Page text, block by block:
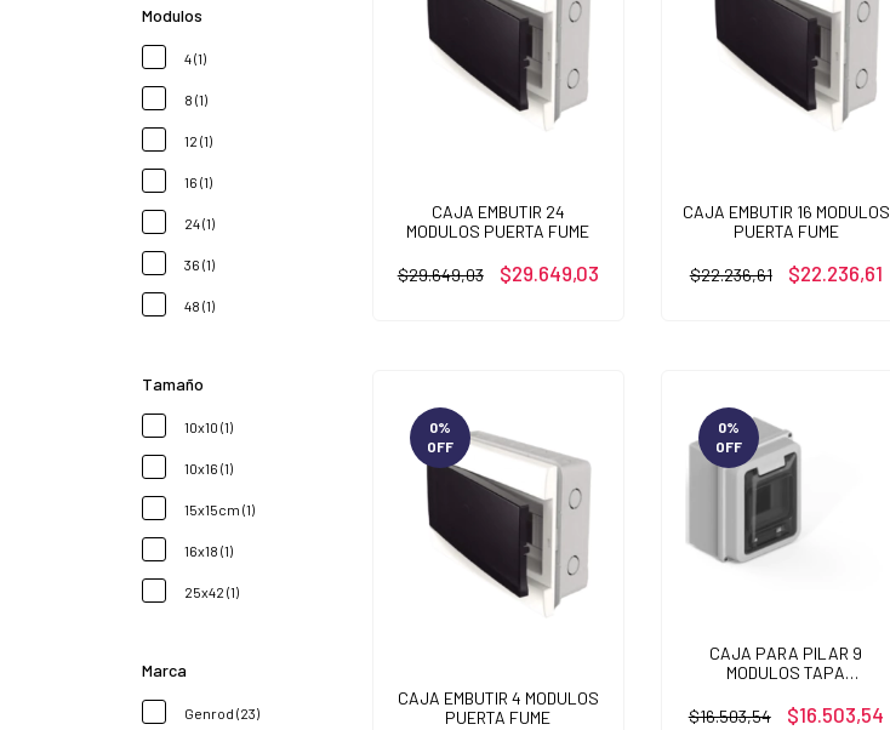
Modulos
4 (1)
8 (1)
12 (1)
16 (1)
24 (1)
36 (1)
48 (1)
Tamaño
10x10 (1)
10x16 (1)
15x15cm (1)
16x18 (1)
25x42 (1)
Marca
Genrod (23)
CAJA EMBUTIR 24
MODULOS PUERTA FUME
$29.649,03 $29.649,03
CAJA EMBUTIR 16 MODULOS
PUERTA FUME
$22.236,61 $22.236,61
0%
OFF
CAJA EMBUTIR 4 MODULOS
PUERTA FUME
0%
OFF
CAJA PARA PILAR 9
MODULOS TAPA
$16.503,54
$16.503,54